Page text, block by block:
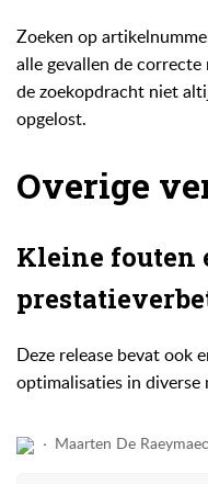
Zoeken op
alle gevallen de
de zoekopdracht niet
opgelost.
Overige
Kleine fouten
Deze release bevat ook
optimalisaties in diverse
Maarten De